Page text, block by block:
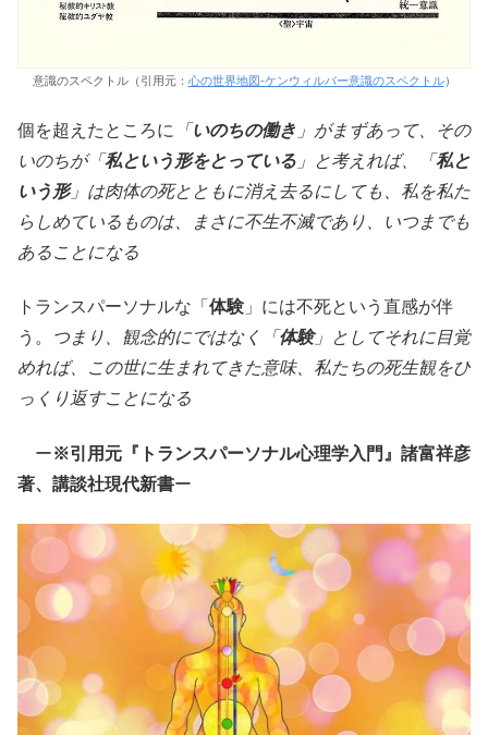
意識のスペクトル（引用元： 心の世界地図-ケンウィルバー意識のスペクトル）
個を超えたところに 「 いのちの働き 」がまずあって、その
いのちが「私という形をとっている 」と考えれば、「私と
いう形」は肉体の死とともに消え去るにしても、私を私た
らしめているものは、まさに不生不滅であり、いつまでも
あることになる
トランスパーソナルな「 体験 」には不死という直感が伴
う。
つまり、観念的にではなく「 体験」としてそれに目覚
めれば、この世に生まれてきた意味、私たちの死生観をひ
っくり返すことになる
ー※引用元『トランスパーソナル心理学入門』諸富祥彦
著、講談社現代新書ー